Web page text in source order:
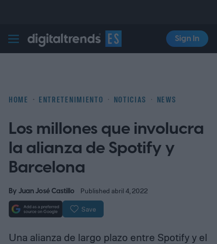
Digital Trends Español
Sign In
HOME ENTRETENIMIENTO NOTICIAS NEWS
Los millones que involucra
la alianza de Spotify y
Barcelona
ByJuan José Castillo Published abril 4, 2022
Save
Una alianza de largo plazo entre Spotifyy el